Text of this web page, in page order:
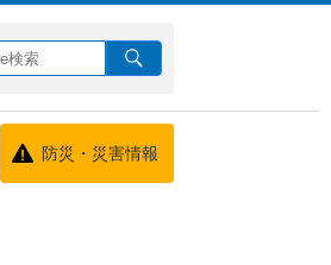
防災・災害情報